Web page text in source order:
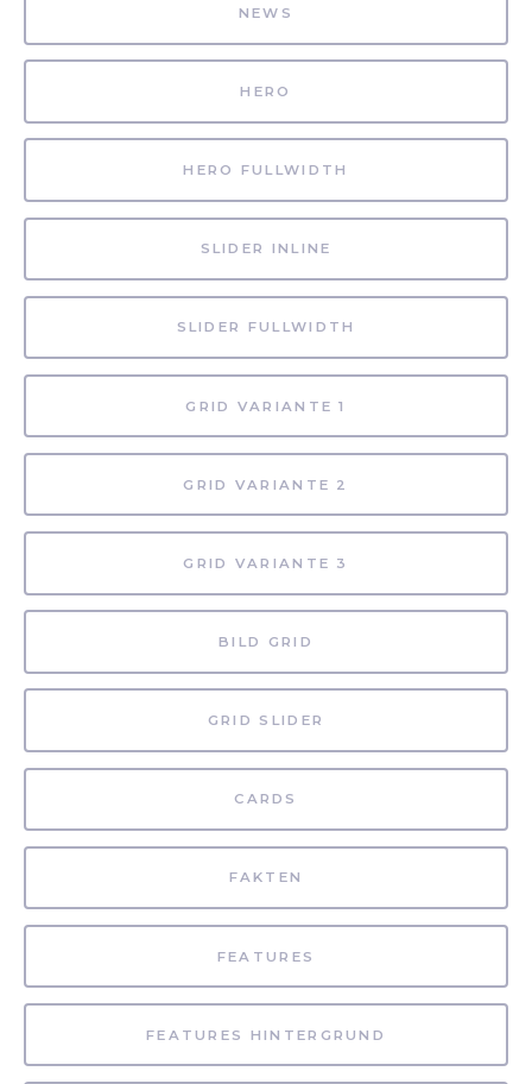
NEWS
HERO
HERO FULLWIDTH
SLIDER INLINE
SLIDER FULLWIDTH
GRID VARIANTE 1
GRID VARIANTE 2
GRID VARIANTE 3
BILD GRID
GRID SLIDER
CARDS
FAKTEN
FEATURES
FEATURES HINTERGRUND